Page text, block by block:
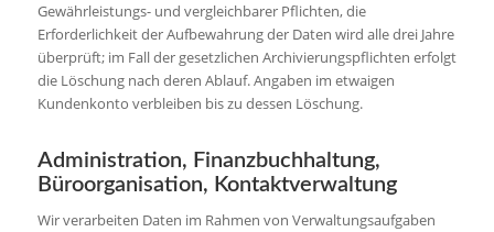
Gewährleistungs- und vergleichbarer Pflichten, die
Erforderlichkeit der Aufbewahrung der Daten wird alle drei Jahre
überprüft; im Fall der gesetzlichen Archivierungspflichten erfolgt
die Löschung nach deren Ablauf. Angaben im etwaigen
Kundenkonto verbleiben bis zu dessen Löschung.
Administration, Finanzbuchhaltung,
Büroorganisation, Kontaktverwaltung
Wir verarbeiten Daten im Rahmen von Verwaltungsaufgaben